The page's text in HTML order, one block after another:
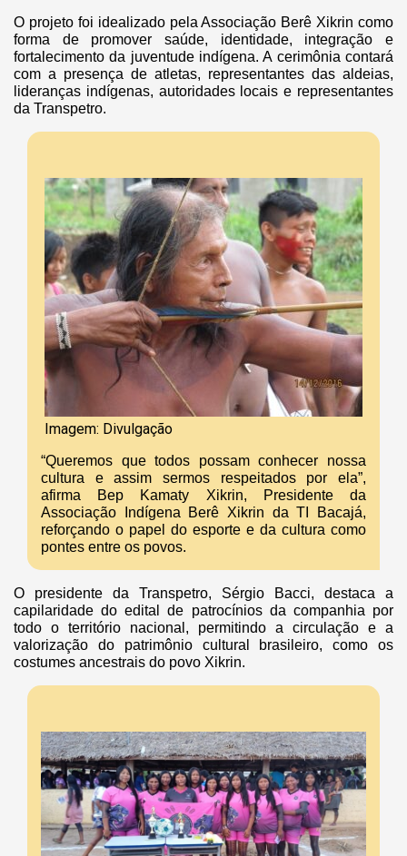
O projeto foi idealizado pela Associação Berê Xikrin como
forma de promover saúde, identidade, integração e
fortalecimento da juventude indígena. A cerimônia contará
com a presença de atletas, representantes das aldeias,
lideranças indígenas, autoridades locais e representantes
da Transpetro.
Imagem: Divulgação
“Queremos que todos possam conhecer nossa
cultura e assim sermos respeitados por ela”,
afirma Bep Kamaty Xikrin, Presidente da
Associação Indígena Berê Xikrin da TI Bacajá,
reforçando o papel do esporte e da cultura como
pontes entre os povos.
O presidente da Transpetro, Sérgio Bacci, destaca a
capilaridade do edital de patrocínios da companhia por
todo o território nacional, permitindo a circulação e a
valorização do patrimônio cultural brasileiro, como os
costumes ancestrais do povo Xikrin.